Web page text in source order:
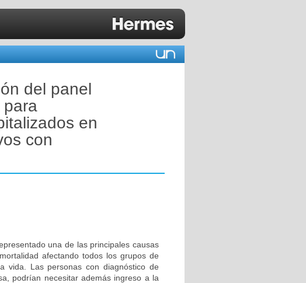
del panel
para
en
con
una de las principales causas
afectando todos los grupos de
vida. Las personas con diagnóstico de
podrían necesitar además ingreso a la